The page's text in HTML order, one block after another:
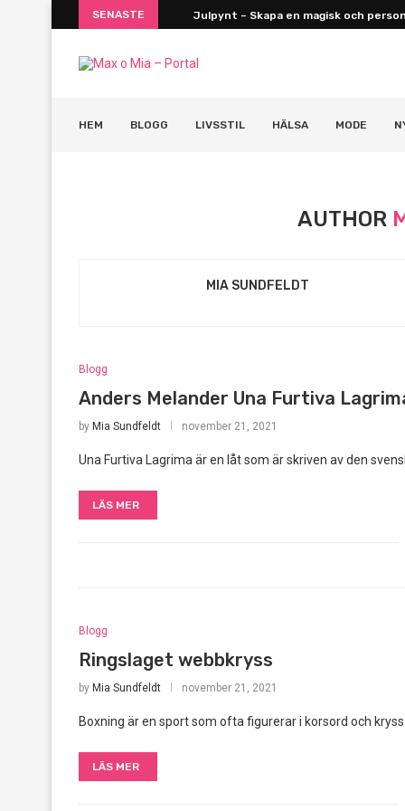
SENASTE Julpynt – Skapa en magisk och
HEM BLOGG LIVSSTIL HÄLSA MODE
AUTHOR
MIA SUNDFELDT
Blogg
Anders Melander Una Furtiva
by Mia Sundfeldt november 21, 2021
Una Furtiva Lagrima är en låt som är skriven av den
LÄS MER
Blogg
Ringslaget webbkryss
by Mia Sundfeldt november 21, 2021
Boxning är en sport som ofta figurerar i korsord och
LÄS MER